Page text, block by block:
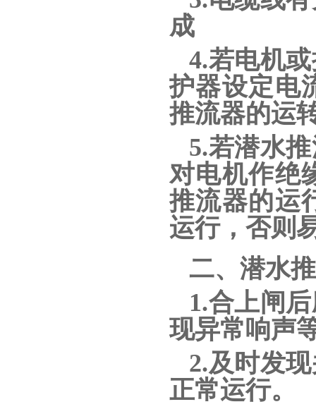
成
4.若电机
护器设定电
推流器的运
5.若潜水
对电机作绝
推流器的运
运行，否则
二、潜水
1.合上闸
现异常响声
2.及时发
正常运行。